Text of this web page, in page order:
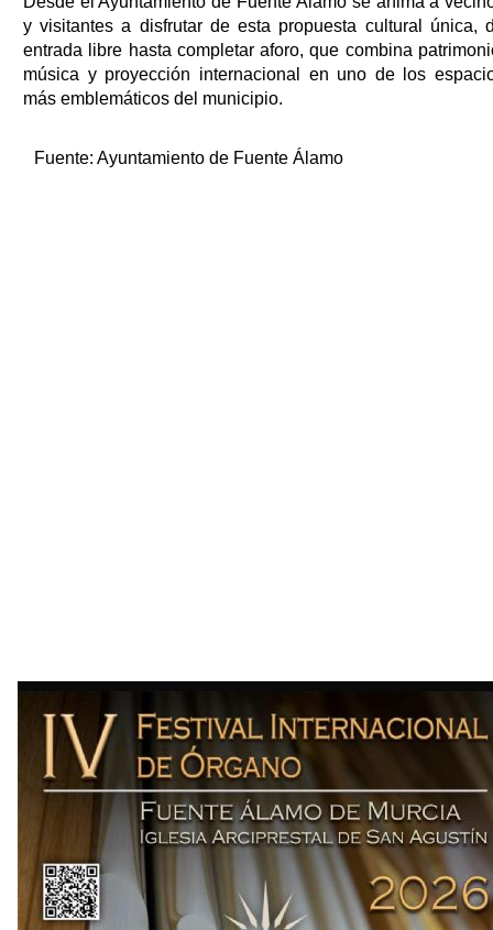
y visitantes a disfrutar de esta propuesta cultural única,
entrada libre hasta completar aforo, que combina
música y proyección internacional en uno de los
más emblemáticos del municipio.
Fuente: Ayuntamiento de Fuente Álamo